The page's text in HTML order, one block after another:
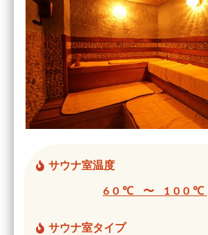
サウナ室温度
60℃ 〜 100℃
サウナ室タイプ